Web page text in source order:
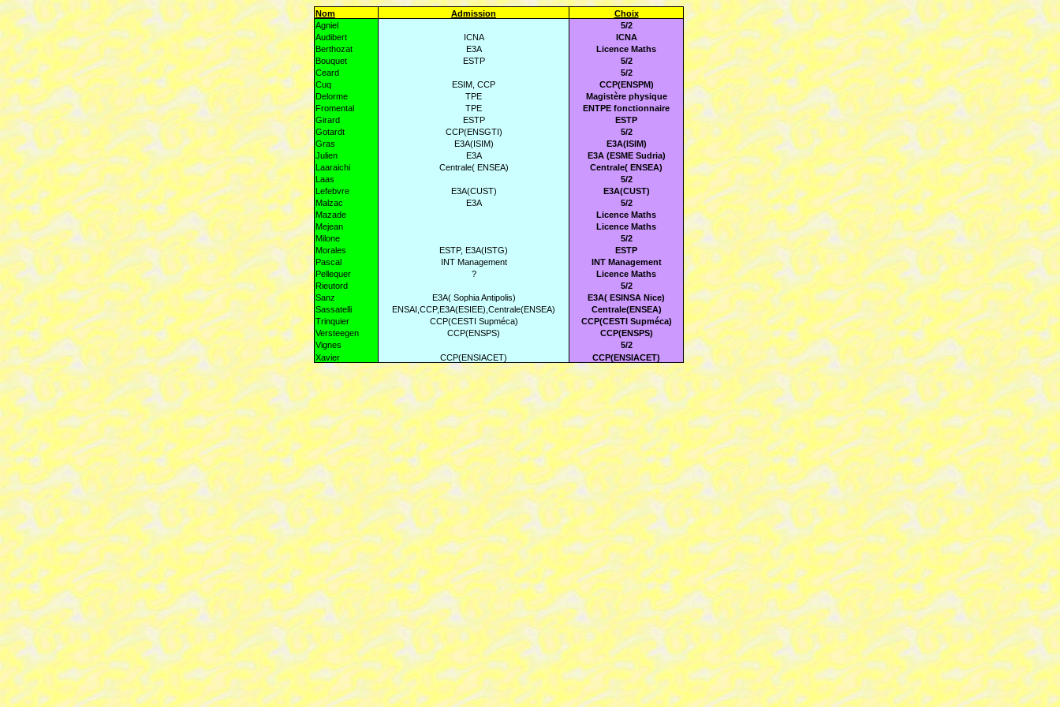
Nom Admission
Choix
Agniel
5/2
Audibert
ICNA
ICNA
Berthozat
E3A
Licence Maths
Bouquet
ESTP
5/2
Ceard
5/2
Cuq
ESIM, CCP
CCP(ENSPM)
Delorme
TPE
Magistère physique
Fromental
TPE
ENTPE fonctionnaire
Girard
ESTP
ESTP
Gotardt
CCP(ENSGTI)
5/2
Gras
E3A(ISIM)
E3A(ISIM)
Julien
E3A
E3A (ESME Sudria)
Laaraichi
Centrale( ENSEA)
Centrale( ENSEA)
Laas
5/2
Lefebvre
E3A(CUST)
E3A(CUST)
Malzac
E3A
5/2
Mazade
Licence Maths
Mejean
Licence Maths
Milone
5/2
Morales
ESTP, E3A(ISTG)
ESTP
Pascal
INT Management
INT Management
Pellequer
?
Licence Maths
Rieutord
5/2
Sanz
E3A( Sophia Antipolis)
E3A( ESINSA Nice)
Sassatelli
ENSAI,CCP,E3A(ESIEE),Centrale(ENSEA)
Centrale(ENSEA)
Trinquier
CCP(CESTI Supméca)
CCP(CESTI Supméca)
Versteegen
CCP(ENSPS)
CCP(ENSPS)
Vignes
5/2
Xavier
CCP(ENSIACET) CCP(ENSIACET)